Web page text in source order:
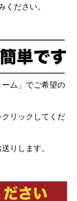
ください。
ム」でご希望の
リックしてくだ
りします。